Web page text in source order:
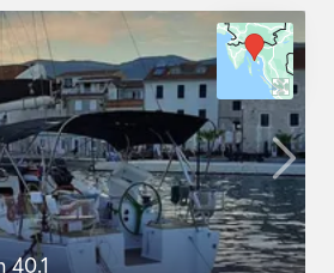
40.1